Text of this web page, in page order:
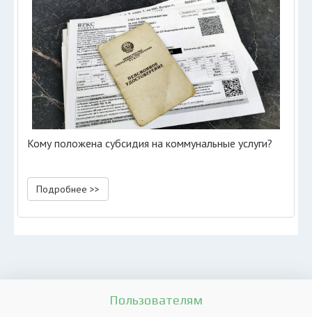
Кому положена субсидия на коммунальные услуги?
Подробнее >>
Пользователям